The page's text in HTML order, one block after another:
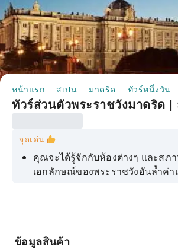
หน้าแรก สเปน มาดริด ทัวร์หนึ่งวัน
ทัวร์ส่วนตัวพระราชวังมาดริด |
จุดเด่น
คุณจะได้รู้จักกับห้องต่างๆ และสภ
เอกลักษณ์ของพระราชวังอันล้ำค่า
ไกด์นำเที่ยวของคุณจะรอคุณอยู่ด้
ข้อมูลสินค้า